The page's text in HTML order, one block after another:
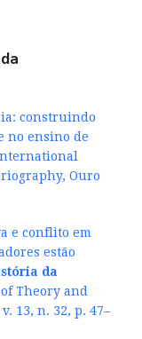
construindo
no ensino de
Ouro
e conflito em
estão
da
Theory and
13, n. 32, p. 47–